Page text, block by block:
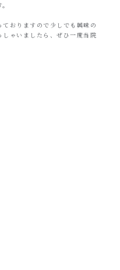
おりますので少しでも興味の
ゃいましたら、ぜひ一度当院